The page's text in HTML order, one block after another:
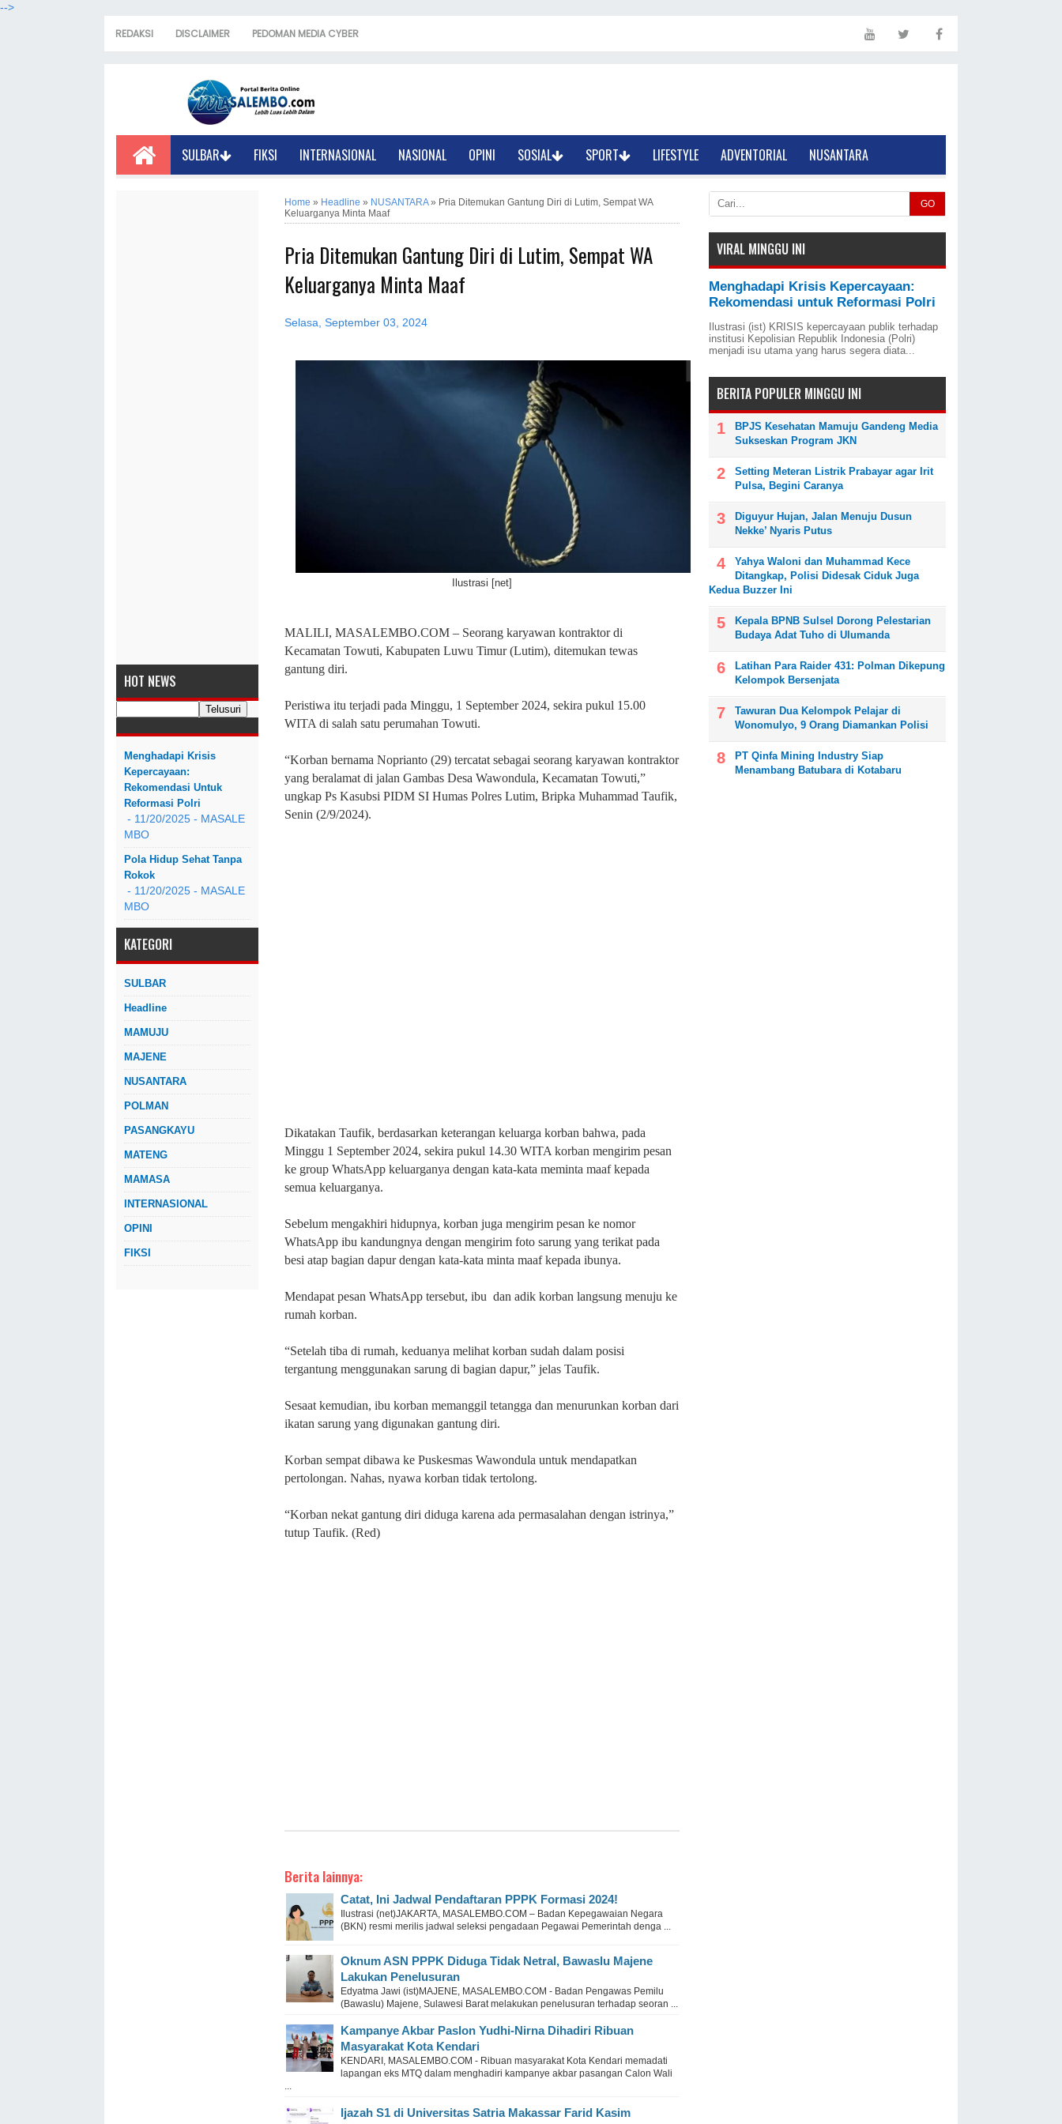
-->
REDAKSI DISCLAIMER PEDOMAN MEDIA CYBER
SULBAR FIKSI INTERNASIONAL NASIONAL OPINI SOSIAL SPORT LIFESTYLE ADVENTORIAL NUSANTARA
HOT NEWS
Menghadapi Krisis
Kepercayaan:
Rekomendasi Untuk
Reformasi Polri
- 11/20/2025 - MASALE
MBO
Pola Hidup Sehat Tanpa
Rokok
- 11/20/2025 - MASALE
MBO
KATEGORI
SULBAR
Headline
MAMUJU
MAJENE
NUSANTARA
POLMAN
PASANGKAYU
MATENG
MAMASA
INTERNASIONAL
OPINI
FIKSI
Home » Headline » NUSANTARA» Pria Ditemukan Gantung Diri di Lutim, Sempat WA
Keluarganya Minta Maaf
Pria Ditemukan Gantung Diri di Lutim, Sempat WA
Keluarganya Minta Maaf
Selasa, September 03, 2024
Ilustrasi [net]
MALILI, MASALEMBO.COM – Seorang karyawan kontraktor di
Kecamatan Towuti, Kabupaten Luwu Timur (Lutim), ditemukan tewas
gantung diri.
Peristiwa itu terjadi pada Minggu, 1 September 2024, sekira pukul 15.00
WITA di salah satu perumahan Towuti.
“Korban bernama Noprianto (29) tercatat sebagai seorang karyawan kontraktor
yang beralamat di jalan Gambas Desa Wawondula, Kecamatan Towuti,”
ungkap Ps Kasubsi PIDM SI Humas Polres Lutim, Bripka Muhammad Taufik,
Senin (2/9/2024).
Dikatakan Taufik, berdasarkan keterangan keluarga korban bahwa, pada
Minggu 1 September 2024, sekira pukul 14.30 WITA korban mengirim pesan
ke group WhatsApp keluarganya dengan kata-kata meminta maaf kepada
semua keluarganya.
Sebelum mengakhiri hidupnya, korban juga mengirim pesan ke nomor
WhatsApp ibu kandungnya dengan mengirim foto sarung yang terikat pada
besi atap bagian dapur dengan kata-kata minta maaf kepada ibunya.
Mendapat pesan WhatsApp tersebut, ibu dan adik korban langsung menuju ke
rumah korban.
“Setelah tiba di rumah, keduanya melihat korban sudah dalam posisi
tergantung menggunakan sarung di bagian dapur,” jelas Taufik.
Sesaat kemudian, ibu korban memanggil tetangga dan menurunkan korban dari
ikatan sarung yang digunakan gantung diri.
Korban sempat dibawa ke Puskesmas Wawondula untuk mendapatkan
pertolongan. Nahas, nyawa korban tidak tertolong.
“Korban nekat gantung diri diduga karena ada permasalahan dengan istrinya,”
tutup Taufik. (Red)
Berita lainnya:
Catat, Ini Jadwal Pendaftaran PPPK Formasi 2024!
Ilustrasi (net)JAKARTA, MASALEMBO.COM – Badan Kepegawaian Negara
(BKN) resmi merilis jadwal seleksi pengadaan Pegawai Pemerintah denga ...
Oknum ASN PPPK Diduga Tidak Netral, Bawaslu Majene
Lakukan Penelusuran
Edyatma Jawi (ist)MAJENE, MASALEMBO.COM - Badan Pengawas Pemilu
(Bawaslu) Majene, Sulawesi Barat melakukan penelusuran terhadap seoran ...
Kampanye Akbar Paslon Yudhi-Nirna Dihadiri Ribuan
Masyarakat Kota Kendari
KENDARI, MASALEMBO.COM - Ribuan masyarakat Kota Kendari memadati
lapangan eks MTQ dalam menghadiri kampanye akbar pasangan Calon Wali
Ijazah S1 di Universitas Satria Makassar Farid Kasim
GO
VIRAL MINGGU INI
Menghadapi Krisis Kepercayaan:
Rekomendasi untuk Reformasi Polri
Ilustrasi (ist) KRISIS kepercayaan publik terhadap
institusi Kepolisian Republik Indonesia (Polri)
menjadi isu utama yang harus segera diata...
BERITA POPULER MINGGU INI
BPJS Kesehatan Mamuju Gandeng Media
Sukseskan Program JKN
Setting Meteran Listrik Prabayar agar Irit
Pulsa, Begini Caranya
Diguyur Hujan, Jalan Menuju Dusun
Nekke’ Nyaris Putus
Yahya Waloni dan Muhammad Kece
Ditangkap, Polisi Didesak Ciduk Juga
Kedua Buzzer Ini
Kepala BPNB Sulsel Dorong Pelestarian
Budaya Adat Tuho di Ulumanda
Latihan Para Raider 431: Polman Dikepung
Kelompok Bersenjata
Tawuran Dua Kelompok Pelajar di
Wonomulyo, 9 Orang Diamankan Polisi
PT Qinfa Mining Industry Siap
Menambang Batubara di Kotabaru